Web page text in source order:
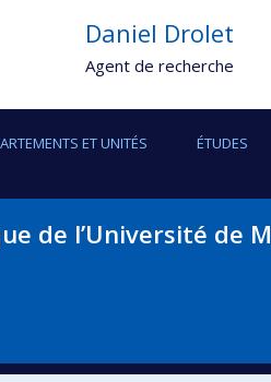
Daniel Drolet
Agent de recherche
ET UNITÉS ÉTUDES
de l’Université de